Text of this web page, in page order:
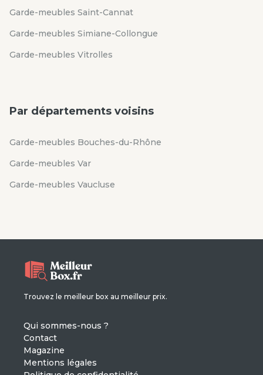
Garde-meubles Saint-Cannat
Garde-meubles Simiane-Collongue
Garde-meubles Vitrolles
Par départements voisins
Garde-meubles Bouches-du-Rhône
Garde-meubles Var
Garde-meubles Vaucluse
Trouvez le meilleur box au meilleur prix.
Qui sommes-nous ?
Contact
Magazine
Mentions légales